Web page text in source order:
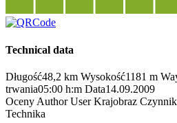
Technical data
Długość48,2 km Wysokość1181 m
trwania05:00 h:m Data14.09.2009
Oceny Author User Krajobraz
Technika